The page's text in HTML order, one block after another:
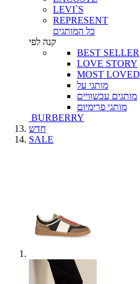
LEVI`S
REPRESENT
כל המותגים
קנה לפי
BEST SELLER
LOVE STORY
MOST LOVED
מותגי על
מותגים עכשוויים
מותגי פרימיום
BURBERRY
חדש
SALE